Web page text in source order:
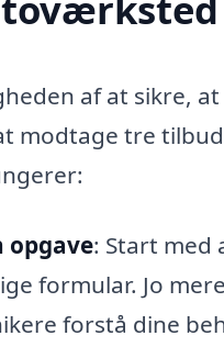
af at sikre,
modtage tre
opgave: Start med
formular. Jo
forstå dine